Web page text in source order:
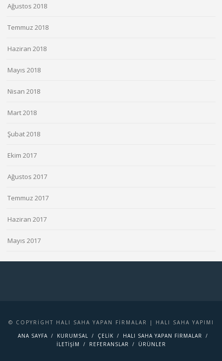
Ağustos 2018
Temmuz 2018
Haziran 2018
Mayıs 2018
Nisan 2018
Mart 2018
Şubat 2018
Ekim 2017
Ağustos 2017
Temmuz 2017
Haziran 2017
Mayıs 2017
© COPYRIGHT HALI SAHA YAPAN FIRMALAR | HALI SAHA YAPIMI
ANA SAYFA
KURUMSAL ÇELIK
HALI SAHA YAPAN FIRMALAR
İLETIŞIM
REFERANSLAR ÜRÜNLER